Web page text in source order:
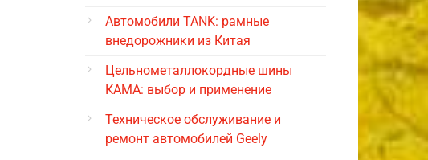
Автомобили TANK: рамные
внедорожники из Китая
Цельнометаллокордные шины
КАМА: выбор и применение
Техническое обслуживание и
ремонт автомобилей Geely